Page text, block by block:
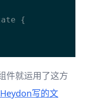
{
件就运用了这方
写的文